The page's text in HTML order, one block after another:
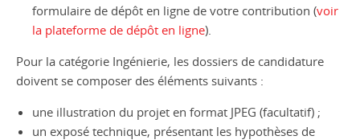
formulaire de dépôt en ligne de votre contribution (voir
la plateforme de dépôt en ligne).
Pour la catégorie Ingénierie, les dossiers de candidature
doivent se composer des éléments suivants :
une illustration du projet en format JPEG (facultatif) ;
un exposé technique, présentant les hypothèses de